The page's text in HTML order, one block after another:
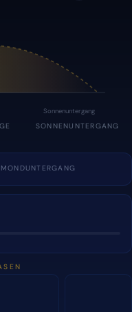
Sonnenuntergang
SONNENUNTERGANG
MONDUNTERGANG